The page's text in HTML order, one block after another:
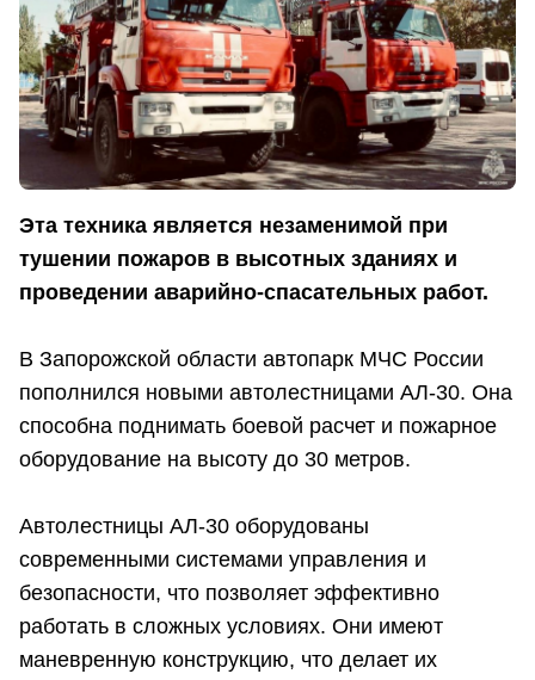
Эта техника является незаменимой при
тушении пожаров в высотных зданиях и
проведении аварийно-спасательных работ.
В Запорожской области автопарк МЧС России
пополнился новыми автолестницами АЛ-30. Она
способна поднимать боевой расчет и пожарное
оборудование на высоту до 30 метров.
Автолестницы АЛ-30 оборудованы
современными системами управления и
безопасности, что позволяет эффективно
работать в сложных условиях. Они имеют
маневренную конструкцию, что делает их